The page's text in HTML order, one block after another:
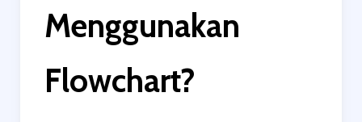
Menggunakan
Flowchart?